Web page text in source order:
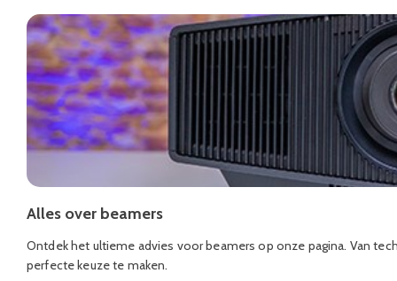
Alles over beamers
Ontdek het ultieme advies voor beamers op onze pagina. Van
perfecte keuze te maken.